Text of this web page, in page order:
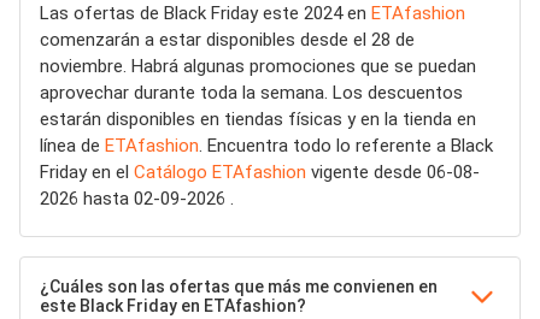
Las ofertas de Black Friday este 2024 en ETAfashion
comenzarán a estar disponibles desde el 28 de
noviembre. Habrá algunas promociones que se puedan
aprovechar durante toda la semana. Los descuentos
estarán disponibles en tiendas físicas y en la tienda en
línea de ETAfashion. Encuentra todo lo referente a Black
Friday en el Catálogo ETAfashion vigente desde 06-08-
2026 hasta 02-09-2026 .
¿Cuáles son las ofertas que más me convienen en
este Black Friday en ETAfashion?